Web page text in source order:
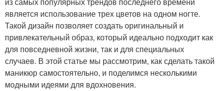
является использование трех цветов на одном ногте.
Такой дизайн позволяет создать оригинальный и
привлекательный образ, который идеально подходит как
для повседневной жизни, так и для специальных
случаев. В этой статье мы рассмотрим, как сделать такой
маникюр самостоятельно, и поделимся несколькими
модными идеями для вдохновения.